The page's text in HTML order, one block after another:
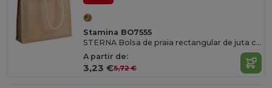
Stamina BO7555
STERNA Bolsa de praia rectangular de juta com alças de algodão de 70 cm
A partir de:
3,23 €5,72 €